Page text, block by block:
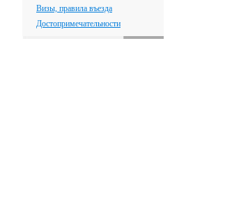
Визы, правила въезда
Достопримечательности